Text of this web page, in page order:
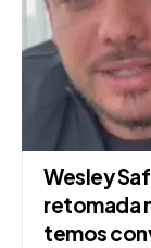
Wesley
retomada
temos